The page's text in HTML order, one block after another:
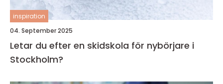
inspiration
04. September 2025
Letar du efter en skidskola för nybörjare i
Stockholm?